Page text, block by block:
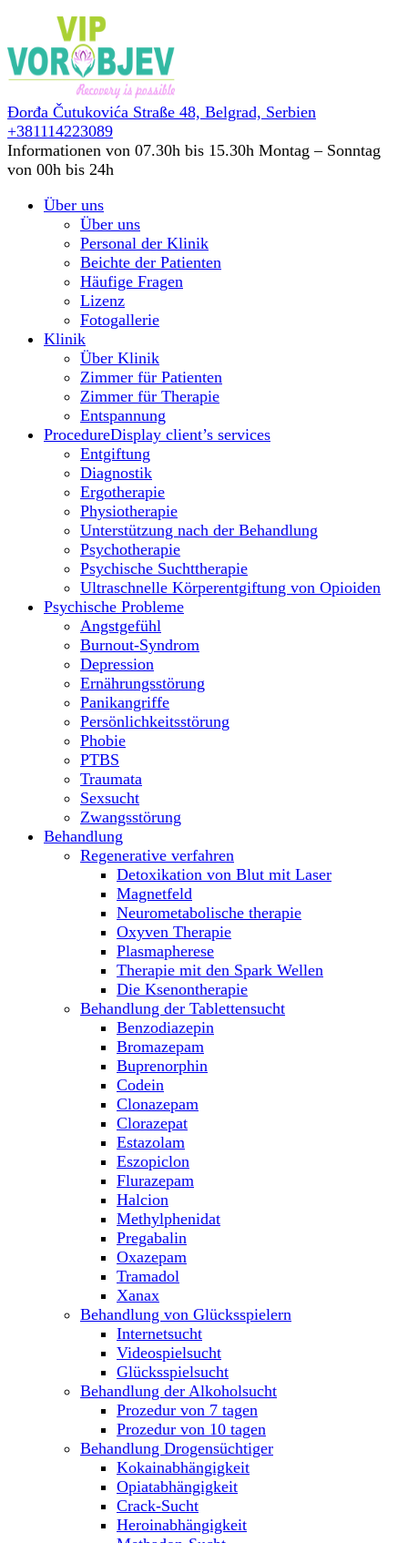
Đorđa Čutukovića Straße 48, Belgrad, Serbien
+381114223089
Informationen von 07.30h bis 15.30h Montag – Sonntag
von 00h bis 24h
Über uns
Über uns
Personal der Klinik
Beichte der Patienten
Häufige Fragen
Lizenz
Fotogallerie
Klinik
Über Klinik
Zimmer für Patienten
Zimmer für Therapie
Entspannung
ProcedureDisplay client’s services
Entgiftung
Diagnostik
Ergotherapie
Physiotherapie
Unterstützung nach der Behandlung
Psychotherapie
Psychische Suchttherapie
Ultraschnelle Körperentgiftung von Opioiden
Psychische Probleme
Angstgefühl
Burnout-Syndrom
Depression
Ernährungsstörung
Panikangriffe
Persönlichkeitsstörung
Phobie
PTBS
Traumata
Sexsucht
Zwangsstörung
Behandlung
Regenerative verfahren
Detoxikation von Blut mit Laser
Magnetfeld
Neurometabolische therapie
Oxyven Therapie
Plasmapherese
Therapie mit den Spark Wellen
Die Ksenontherapie
Behandlung der Tablettensucht
Benzodiazepin
Bromazepam
Buprenorphin
Codein
Clonazepam
Clorazepat
Estazolam
Eszopiclon
Flurazepam
Halcion
Methylphenidat
Pregabalin
Oxazepam
Tramadol
Xanax
Behandlung von Glücksspielern
Internetsucht
Videospielsucht
Glücksspielsucht
Behandlung der Alkoholsucht
Prozedur von 7 tagen
Prozedur von 10 tagen
Behandlung Drogensüchtiger
Kokainabhängigkeit
Opiatabhängigkeit
Crack-Sucht
Heroinabhängigkeit